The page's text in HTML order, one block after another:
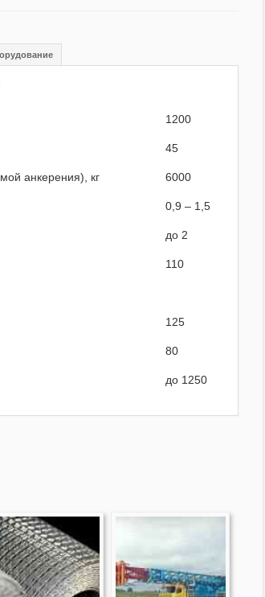
1200
45
анкерения), кг 6000
0,9 – 1,5
до 2
110
125
80
до 1250